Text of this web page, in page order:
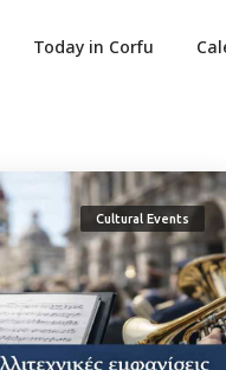
Today in Corfu
Cultural Events